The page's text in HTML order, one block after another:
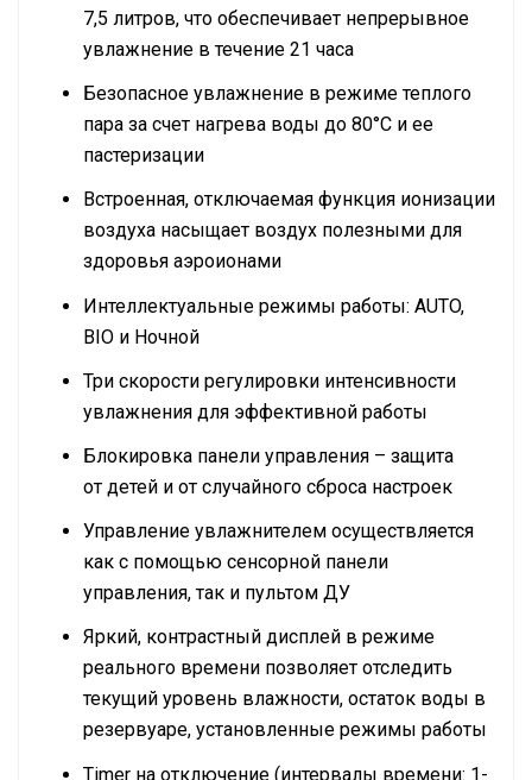
7,5 литров, что обеспечивает непрерывное
увлажнение в течение 21 часа
Безопасное увлажнение в режиме теплого
пара за счет нагрева воды до 80°С и ее
пастеризации
Встроенная, отключаемая функция ионизации
воздуха насыщает воздух полезными для
здоровья аэроионами
Интеллектуальные режимы работы: AUTO,
BIO и Ночной
Три скорости регулировки интенсивности
увлажнения для эффективной работы
Блокировка панели управления – защита
от детей и от случайного сброса настроек
Управление увлажнителем осуществляется
как с помощью сенсорной панели
управления, так и пультом ДУ
Яркий, контрастный дисплей в режиме
реального времени позволяет отследить
текущий уровень влажности, остаток воды в
резервуаре, установленные режимы работы
Timer на отключение (интервалы времени: 1-